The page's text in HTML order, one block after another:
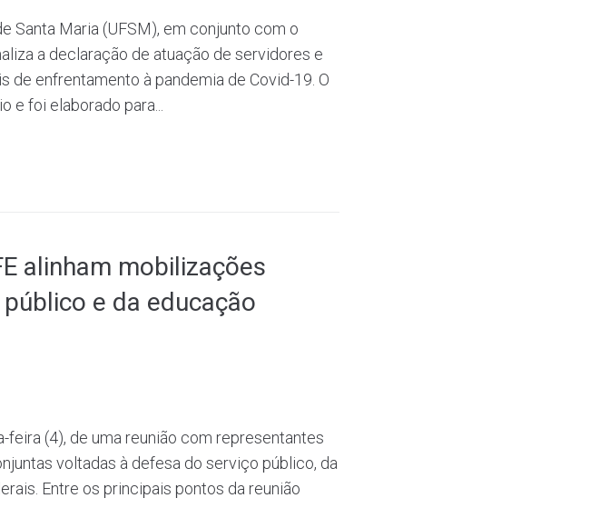
Santa Maria (UFSM), em conjunto com o
a declaração de atuação de servidores e
enfrentamento à pandemia de Covid-19. O
foi elaborado para...
alinham mobilizações
e da educação
feira (4), de uma reunião com representantes
voltadas à defesa do serviço público, da
Entre os principais pontos da reunião